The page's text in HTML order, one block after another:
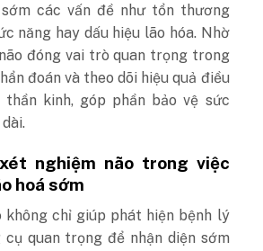
các vấn đề như tổn thương
năng hay dấu hiệu lão hóa. Nhờ
đóng vai trò quan trọng trong
đoán và theo dõi hiệu quả điều
kinh, góp phần bảo vệ sức
nghiệm não trong việc
hoá sớm
không chỉ giúp phát hiện bệnh lý
cụ quan trọng để nhận diện sớm